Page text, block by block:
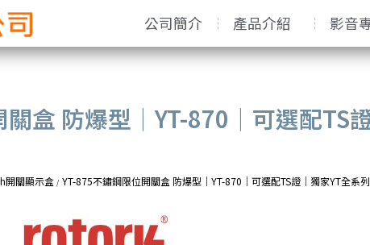
公司簡介 產品介紹 影音
盒 防爆型｜YT-870｜可選配TS
開關顯示盒 / YT-875不鏽鋼限位開關盒 防爆型｜YT-870｜可選配TS證｜獨家YT全系